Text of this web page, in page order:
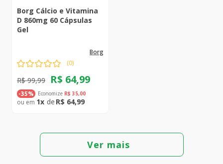
Borg Cálcio e Vitamina
D 860mg 60 Cápsulas
Gel
borg
(0)
R$ 99,99 R$ 64,99
-35% Economize R$ 35,00
1 R$ 64,99